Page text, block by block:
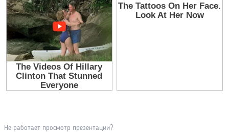
Не работает просмотр презентации?